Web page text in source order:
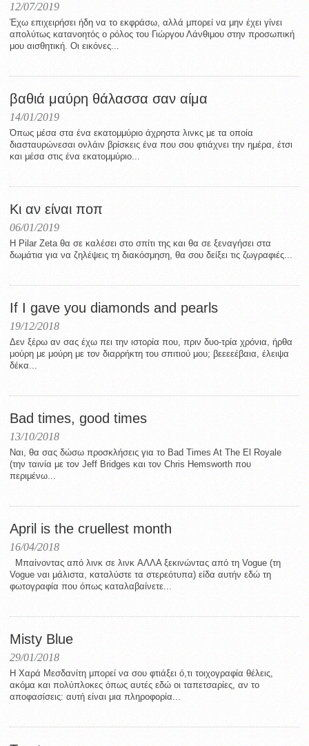
12/07/2019
Έχω επιχειρήσει ήδη να το εκφράσω, αλλά μπορεί να μην έχει γίνει
απολύτως κατανοητός ο ρόλος του Γιώργου Λάνθιμου στην προσωπική
μου αισθητική. Οι εικόνες...
βαθιά μαύρη θάλασσα σαν αίμα
14/01/2019
Όπως μέσα στα ένα εκατομμύριο άχρηστα λινκς με τα οποία
διασταυρώνεσαι ονλάιν βρίσκεις ένα που σου φτιάχνει την ημέρα, έτσι
και μέσα στις ένα εκατομμύριο...
Κι αν είναι ποπ
06/01/2019
Η Pilar Zeta θα σε καλέσει στο σπίτι της και θα σε ξεναγήσει στα
δωμάτια για να ζηλέψεις τη διακόσμηση, θα σου δείξει τις ζωγραφιές...
If I gave you diamonds and pearls
19/12/2018
Δεν ξέρω αν σας έχω πει την ιστορία που, πριν δυο-τρία χρόνια, ήρθα
μούρη με μούρη με τον διαρρήκτη του σπιτιού μου; βεεεεέβαια, έλειψα
δέκα...
Bad times, good times
13/10/2018
Ναι, θα σας δώσω προσκλήσεις για το Bad Times At The El Royale
(την ταινία με τον Jeff Bridges και τον Chris Hemsworth που
περιμένω...
April is the cruellest month
16/04/2018
Μπαίνοντας από λινκ σε λινκ ΑΛΛΑ ξεκινώντας από τη Vogue (τη
Vogue ναι μάλιστα, καταλύστε τα στερεότυπα) είδα αυτήν εδώ τη
φωτογραφία που όπως καταλαβαίνετε...
Misty Blue
29/01/2018
Η Χαρά Μεσδανίτη μπορεί να σου φτιάξει ό,τι τοιχογραφία θέλεις,
ακόμα και πολύπλοκες όπως αυτές εδώ οι ταπετσαρίες, αν το
αποφασίσεις: αυτή είναι μια πληροφορία...